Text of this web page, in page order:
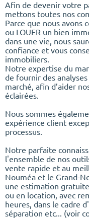
Afin de devenir votre
mettons toutes nos
Parce que nous avons
ou LOUER un bien
dans une vie, nous
confiance et vous
immobiliers.
Notre expertise du
de fournir des
marché, afin d’aider
éclairées.
Nous sommes
expérience client
processus.
Notre parfaite
l'ensemble de nos
vente rapide et au
Nouméa et le Grand-
une estimation
ou en location, avec
heures, dans le cadre
séparation etc... (voir